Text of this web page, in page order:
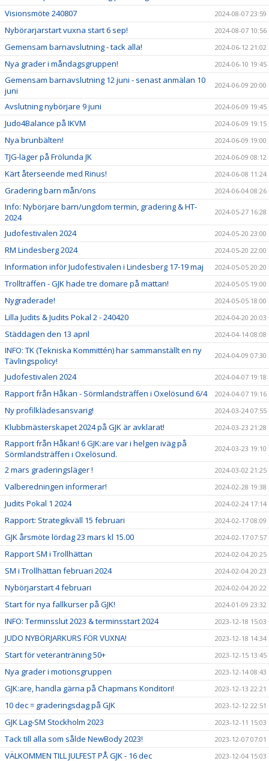
Visionsmöte 240807 2024-08-07 23:59
Nybörarjarstart vuxna start 6 sep! 2024-08-07 10:56
Gemensam barnavslutning - tack alla! 2024-06-12 21:02
Nya grader i måndagsgruppen! 2024-06-10 19:45
Gemensam barnavslutning 12 juni - senast anmälan 10
juni
2024-06-09 20:00
Avslutning nybörjare 9 juni 2024-06-09 19:45
Judo4Balance på IKVM 2024-06-09 19:15
Nya brunbälten! 2024-06-09 19:00
TJG-läger på Frölunda JK 2024-06-09 08:12
Kärt återseende med Rinus! 2024-06-08 11:24
Gradering barn mån/ons 2024-06-04 08:26
Info: Nybörjare barn/ungdom termin, gradering & HT-
2024
2024-05-27 16:28
Judofestivalen 2024 2024-05-20 23:00
RM Lindesberg 2024 2024-05-20 22:00
Information inför Judofestivalen i Lindesberg 17-19 maj 2024-05-05 20:20
Trollträffen - GJK hade tre domare på mattan! 2024-05-05 19:00
Nygraderade! 2024-05-05 18:00
Lilla Judits & Judits Pokal 2 - 240420 2024-04-20 20:03
Städdagen den 13 april 2024-04-14 08:08
INFO: TK (Tekniska Kommittén) har sammanställt en ny
Tävlingspolicy!
2024-04-09 07:30
Judofestivalen 2024 2024-04-07 19:18
Rapport från Håkan - Sörmlandsträffen i Oxelösund 6/4 2024-04-07 19:16
Ny profilklädesansvarig! 2024-03-24 07:55
Klubbmästerskapet 2024 på GJK är avklarat! 2024-03-23 21:28
Rapport från Håkan! 6 GJK:are var i helgen iväg på
Sörmlandsträffen i Oxelösund.
2024-03-23 19:10
2 mars graderingsläger ! 2024-03-02 21:25
Valberedningen informerar! 2024-02-28 19:38
Judits Pokal 1 2024 2024-02-24 17:14
Rapport: Strategikväll 15 februari 2024-02-17 08:09
GJK årsmöte lördag 23 mars kl 15.00 2024-02-17 07:57
Rapport SM i Trollhättan 2024-02-04 20:25
SM i Trollhättan februari 2024 2024-02-04 20:23
Nybörjarstart 4 februari 2024-02-04 20:22
Start för nya fallkurser på GJK! 2024-01-09 23:32
INFO: Terminsslut 2023 & terminsstart 2024 2023-12-18 15:03
JUDO NYBÖRJARKURS FÖR VUXNA! 2023-12-18 14:34
Start för veteranträning 50+ 2023-12-15 13:45
Nya grader i motionsgruppen 2023-12-14 08:43
GJK:are, handla gärna på Chapmans Konditori! 2023-12-13 22:21
10 dec = graderingsdag på GJK 2023-12-12 22:51
GJK Lag-SM Stockholm 2023 2023-12-11 15:03
Tack till alla som sålde NewBody 2023! 2023-12-07 07:01
VÄLKOMMEN TILL JULFEST PÅ GJK - 16 dec 2023-12-04 15:03